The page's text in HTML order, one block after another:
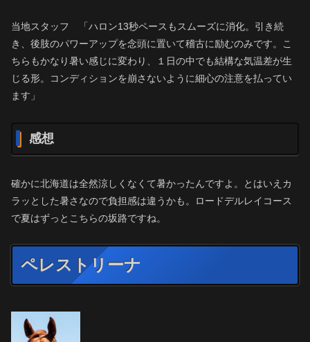
当地スタッフ 「ハロン13秒ペースもスムーズに消化。引き続
き、後肢のパワーアップを念頭に置いて稽古に励むのみです。こ
ちらもかなり暑い感じに変わり、１日の中でも結構な気温差が生
じる形。コンディションを崩さないように細心の注意を払ってい
ます」
感想
確かに北海道は全然涼しくなくて暑かったんですよ。とはいえカ
ラッとした暑さなので負担感は違うかも。ロードデルレイコース
で夏はずっとこちらの坂路ですね。
ペレストリーナ